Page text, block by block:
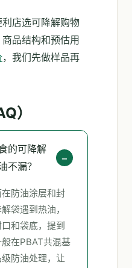
店选可降解购物
品结构和预估用
，我们先做样品再
）
的可降解
不漏？
防油涂层和封
袋遇到热油，
和袋底，提到
在PBAT共混基
防油处理，让